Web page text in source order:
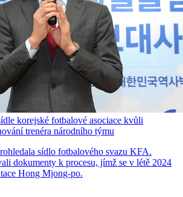
korejské fotbalové asociace kvůli
trenéra národního týmu
sídlo fotbalového svazu KFA.
dokumenty k procesu, jímž se v létě 2024
Hong Mjong-po.